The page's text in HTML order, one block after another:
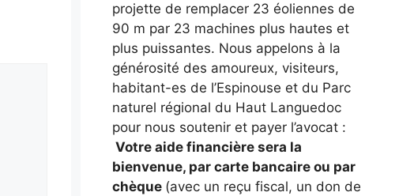
projette de remplacer 23 éoliennes de
90 m par 23 machines plus hautes et
plus puissantes. Nous appelons à la
générosité des amoureux, visiteurs,
habitant-es de l’Espinouse et du Parc
naturel régional du Haut Languedoc
pour nous soutenir et payer l’avocat :
Votre aide financière sera la
bienvenue, par carte bancaire ou par
chèque (avec un reçu fiscal, un don de